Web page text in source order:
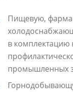
Пищевую,
в комплектацию
промышленных